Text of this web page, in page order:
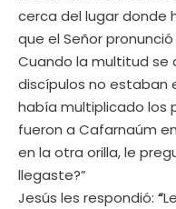
cerca del lugar donde
que el Señor
Cuando la multitud se
discípulos no estaban
había multiplicado los
fueron a Cafarnaúm
en la otra orilla, le
llegaste?”
Jesús les respondió: “